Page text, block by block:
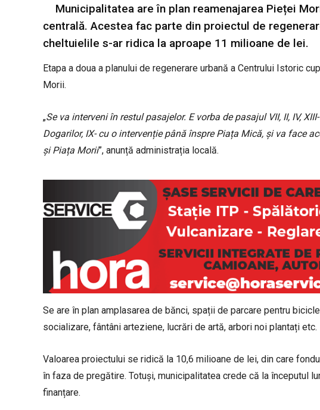
Municipalitatea are în plan reamenajarea Pieței
centrală. Acestea fac parte din proiectul de
cheltuielile s-ar ridica la aproape 11 milioane de lei.
Etapa a doua a planului de regenerare urbană a Centrului Istoric
Morii.
„Se va interveni în restul pasajelor. E vorba de pasajul VII, II, IV,
Dogarilor, IX- cu o intervenție până înspre Piața Mică, și va face
și Piața Morii”, anunță administrația locală.
Se are în plan amplasarea de bănci, spații de parcare pentru
socializare, fântâni arteziene, lucrări de artă, arbori noi plantați etc.
Valoarea proiectului se ridică la 10,6 milioane de lei, din care
în faza de pregătire. Totuși, municipalitatea crede că la începutul
finanțare.